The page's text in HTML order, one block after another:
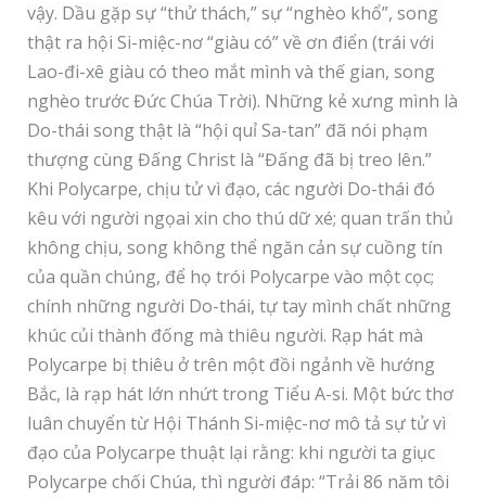
vậy. Dầu gặp sự “thử thách,” sự “nghèo khổ”, song
thật ra hội Si-miệc-nơ “giàu có” về ơn điển (trái với
Lao-đi-xê giàu có theo mắt mình và thế gian, song
nghèo trước Đức Chúa Trời). Những kẻ xưng mình là
Do-thái song thật là “hội quỉ Sa-tan” đã nói phạm
thượng cùng Đấng Christ là “Đấng đã bị treo lên.”
Khi Polycarpe, chịu tử vì đạo, các người Do-thái đó
kêu với người ngọai xin cho thú dữ xé; quan trấn thủ
không chịu, song không thể ngăn cản sự cuồng tín
của quần chúng, để họ trói Polycarpe vào một cọc;
chính những người Do-thái, tự tay mình chất những
khúc củi thành đống mà thiêu người. Rạp hát mà
Polycarpe bị thiêu ở trên một đồi ngảnh về hướng
Bắc, là rạp hát lớn nhứt trong Tiểu A-si. Một bức thơ
luân chuyển từ Hội Thánh Si-miệc-nơ mô tả sự tử vì
đạo của Polycarpe thuật lại rằng: khi người ta giục
Polycarpe chối Chúa, thì người đáp: “Trải 86 năm tôi